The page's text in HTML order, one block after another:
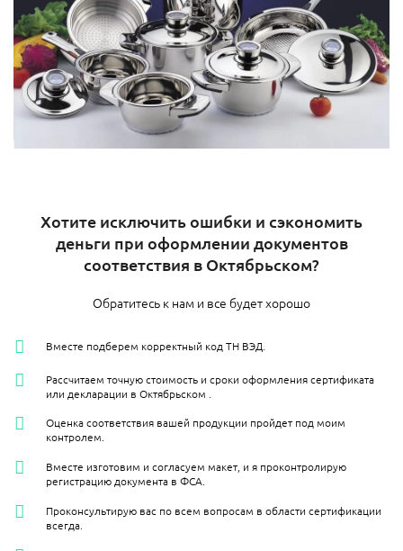
Хотите исключить ошибки и сэкономить
деньги при оформлении документов
соответствия в Октябрьском?
Обратитесь к нам и все будет хорошо
Вместе подберем корректный код ТН ВЭД.
Рассчитаем точную стоимость и сроки оформления сертификата
или декларации в Октябрьском​ .
Оценка соответствия вашей продукции пройдет под моим
контролем.
Вместе изготовим и согласуем макет, и я проконтролирую
регистрацию документа в ФСА.
Проконсультирую вас по всем вопросам в области сертификации
всегда.